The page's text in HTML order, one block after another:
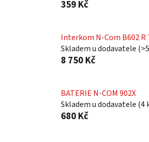
359 Kč
Interkom N-Com B602 R
Skladem u dodavatele (
8 750 Kč
BATERIE N-COM 902X
Skladem u dodavatele (4
680 Kč